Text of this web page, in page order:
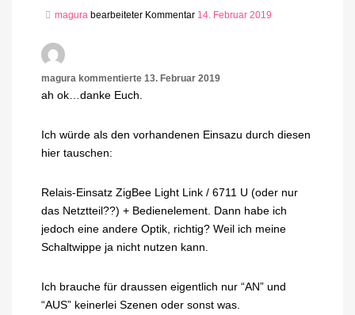
magura bearbeiteter Kommentar 14. Februar 2019
magura kommentierte 13. Februar 2019
ah ok…danke Euch.
Ich würde als den vorhandenen Einsazu durch diesen
hier tauschen:
Relais-Einsatz ZigBee Light Link / 6711 U (oder nur
das Netztteil??) + Bedienelement. Dann habe ich
jedoch eine andere Optik, richtig? Weil ich meine
Schaltwippe ja nicht nutzen kann.
Ich brauche für draussen eigentlich nur “AN” und
“AUS” keinerlei Szenen oder sonst was.